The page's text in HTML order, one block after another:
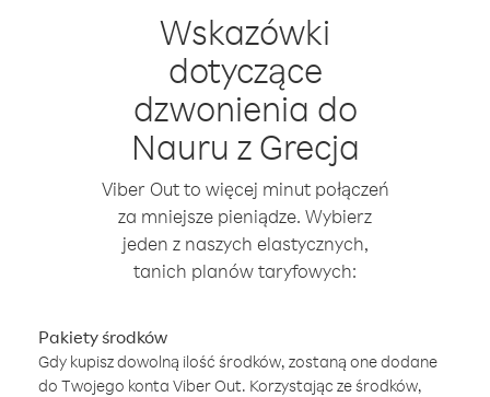
Wskazówki
dotyczące
dzwonienia do
Nauru z Grecja
Viber Out to więcej minut połączeń
za mniejsze pieniądze. Wybierz
jeden z naszych elastycznych,
tanich planów taryfowych:
Pakiety środków
Gdy kupisz dowolną ilość środków, zostaną one dodane
do Twojego konta Viber Out. Korzystając ze środków,